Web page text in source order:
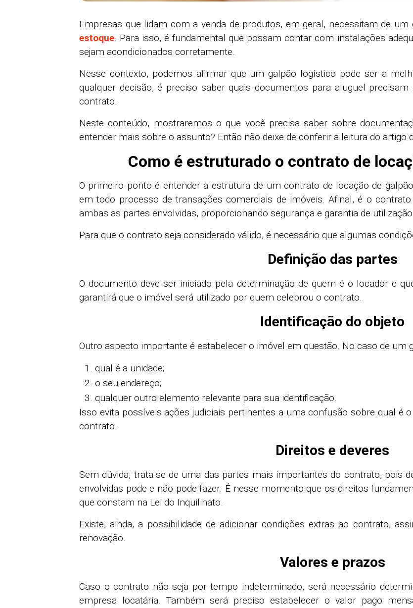
Empresas que lidam com a venda de produtos, em geral, necessitam de um
estoque. Para isso, é fundamental que possam contar com instalações
sejam acondicionados corretamente.
Nesse contexto, podemos afirmar que um galpão logístico pode ser a
qualquer decisão, é preciso saber quais documentos para aluguel
contrato.
Neste conteúdo, mostraremos o que você precisa saber sobre
entender mais sobre o assunto? Então não deixe de conferir a leitura do artigo
Como é estruturado o contrato de
O primeiro ponto é entender a estrutura de um contrato de locação de
em todo processo de transações comerciais de imóveis. Afinal, é o
ambas as partes envolvidas, proporcionando segurança e garantia de
Para que o contrato seja considerado válido, é necessário que algumas
Definição das partes
O documento deve ser iniciado pela determinação de quem é o locador e
garantirá que o imóvel será utilizado por quem celebrou o contrato.
Identificação do objeto
Outro aspecto importante é estabelecer o imóvel em questão. No caso de um
qual é a unidade;
o seu endereço;
qualquer outro elemento relevante para sua identificação.
Isso evita possíveis ações judiciais pertinentes a uma confusão sobre qual é
contrato.
Direitos e deveres
Sem dúvida, trata-se de uma das partes mais importantes do contrato, pois
envolvidas pode e não pode fazer. É nesse momento que os direitos
que constam na Lei do Inquilinato.
Existe, ainda, a possibilidade de adicionar condições extras ao contrato,
renovação.
Valores e prazos
Caso o contrato não seja por tempo indeterminado, será necessário
empresa locatária. Também será preciso estabelecer o valor pago